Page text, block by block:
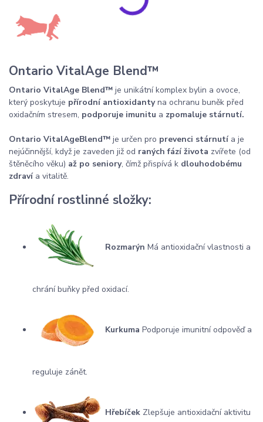
Ontario VitalAge Blend™
Ontario VitalAge Blend™ je unikátní komplex bylin a ovoce,
který poskytuje přírodní antioxidantyna ochranu buněk před
oxidačním stresem, podporuje imunitu a zpomaluje stárnutí.
Ontario VitalAgeBlend™ je určen pro prevenci stárnutí a je
nejúčinnější, když je zaveden již od raných fází života zvířete (od
štěněcího věku) až po seniory, čímž přispívá k dlouhodobému
zdraví a vitalitě.
Přírodní rostlinné složky:
Rozmarýn Má antioxidační vlastnosti a
chrání buňky před oxidací.
Kurkuma Podporuje imunitní odpověď a
reguluje zánět.
Hřebíček Zlepšuje antioxidační aktivitu